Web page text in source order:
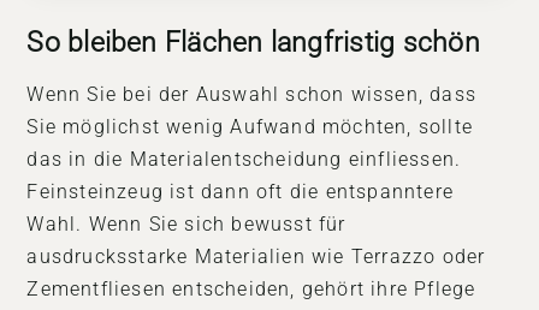
So bleiben Flächen langfristig schön
Wenn Sie bei der Auswahl schon wissen, dass
Sie möglichst wenig Aufwand möchten, sollte
das in die Materialentscheidung einfliessen.
Feinsteinzeug ist dann oft die entspanntere
Wahl. Wenn Sie sich bewusst für
ausdrucksstarke Materialien wie Terrazzo oder
Zementfliesen entscheiden, gehört ihre Pflege